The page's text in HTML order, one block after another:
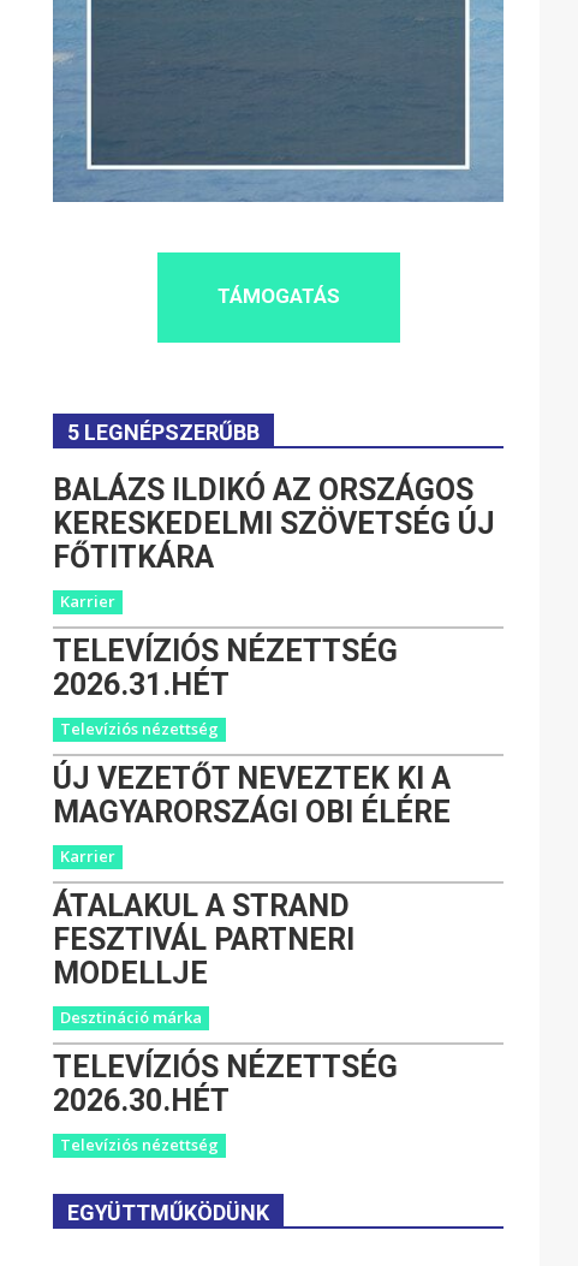
TÁMOGATÁS
5 LEGNÉPSZERŰBB
BALÁZS ILDIKÓ AZ ORSZÁGOS
KERESKEDELMI SZÖVETSÉG ÚJ
FŐTITKÁRA
Karrier
TELEVÍZIÓS NÉZETTSÉG
2026.31.HÉT
Televíziós nézettség
ÚJ VEZETŐT NEVEZTEK KI A
MAGYARORSZÁGI OBI ÉLÉRE
Karrier
ÁTALAKUL A STRAND
FESZTIVÁL PARTNERI
MODELLJE
Desztináció márka
TELEVÍZIÓS NÉZETTSÉG
2026.30.HÉT
Televíziós nézettség
EGYÜTTMŰKÖDÜNK